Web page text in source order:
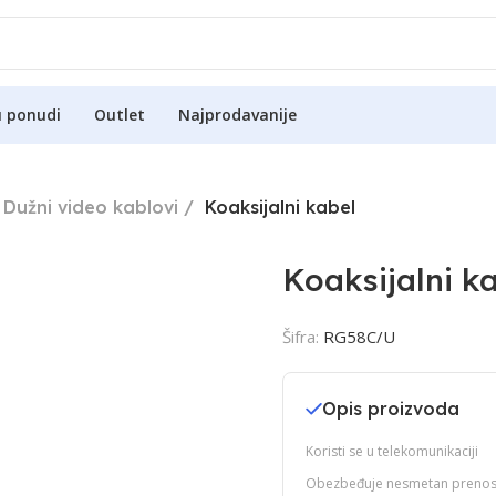
ponudi Outlet Najprodavanije
Dužni video kablovi Koaksijalni kabel
Koaksijalni
Šifra: RG58C/U
Opis proizvoda
Koristi se u telekomunikaciji
Obezbeđuje nesmetan